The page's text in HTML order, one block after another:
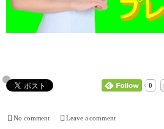
0
No comment Leave a comment